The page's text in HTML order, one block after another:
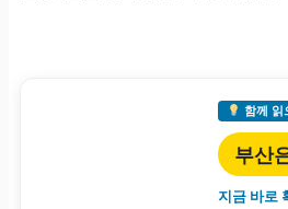
함께 읽
부산
지금 바로